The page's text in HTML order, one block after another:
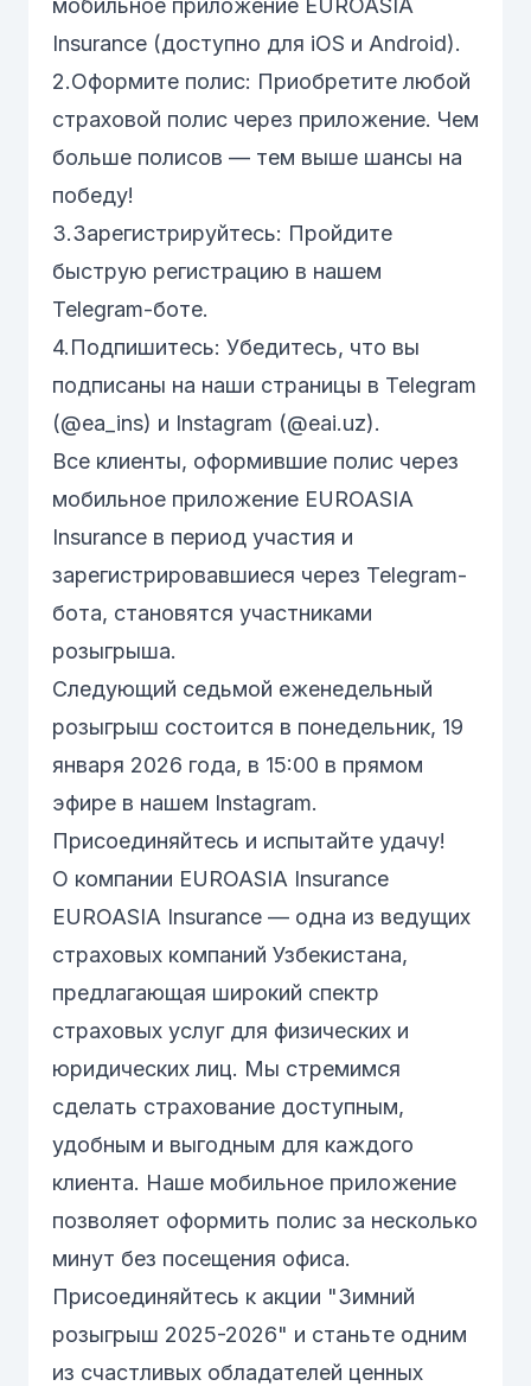
мобильное приложение EUROASIA
Insurance (доступно для iOS и Android).
2.Оформите полис: Приобретите любой
страховой полис через приложение. Чем
больше полисов — тем выше шансы на
победу!
3.Зарегистрируйтесь: Пройдите
быструю регистрацию в нашем
Telegram-боте.
4.Подпишитесь: Убедитесь, что вы
подписаны на наши страницы в Telegram
(@ea_ins) и Instagram (@eai.uz).
Все клиенты, оформившие полис через
мобильное приложение EUROASIA
Insurance в период участия и
зарегистрировавшиеся через Telegram-
бота, становятся участниками
розыгрыша.
Следующий седьмой еженедельный
розыгрыш состоится в понедельник, 19
января 2026 года, в 15:00 в прямом
эфире в нашем Instagram.
Присоединяйтесь и испытайте удачу!
О компании EUROASIA Insurance
EUROASIA Insurance — одна из ведущих
страховых компаний Узбекистана,
предлагающая широкий спектр
страховых услуг для физических и
юридических лиц. Мы стремимся
сделать страхование доступным,
удобным и выгодным для каждого
клиента. Наше мобильное приложение
позволяет оформить полис за несколько
минут без посещения офиса.
Присоединяйтесь к акции "Зимний
розыгрыш 2025-2026" и станьте одним
из счастливых обладателей ценных